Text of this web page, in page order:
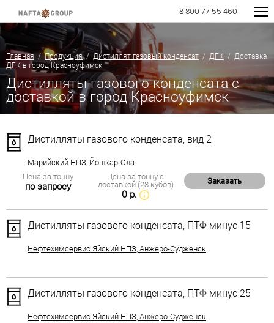
8 800 77 55 460
Главная /Продукция/ Дистиллят газовый конденсат / ДГК / Доставка
ДГК в город Красноуфимск
Дистилляты газового конденсата с
доставкой в город Красноуфимск
Дистилляты газового конденсата, вид 2
Марийский НПЗ, Йошкар-Ола
Цена за тонну
по запросу
Цена за тонну с
доставкой (28 кубов)
0 р.
Заказать
Дистилляты газового конденсата, ПТФ минус 15
Нефтехимсервис Яйский НПЗ, Анжеро-Судженск
Дистилляты газового конденсата, ПТФ минус 25
Нефтехимсервис Яйский НПЗ, Анжеро-Судженск